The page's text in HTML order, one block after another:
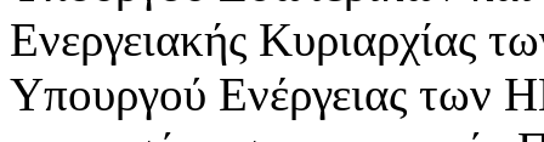
Ενεργειακής Κυριαρχίας
Υπουργού Ενέργειας